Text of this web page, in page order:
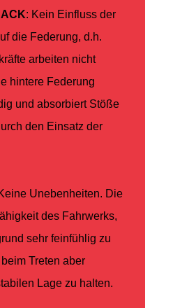
: Kein Einfluss der
die Federung, d.h.
arbeiten nicht
hintere Federung
und absorbiert Stöße
den Einsatz der
Unebenheiten. Die
des Fahrwerks,
sehr feinfühlig zu
Treten aber
Lage zu halten.